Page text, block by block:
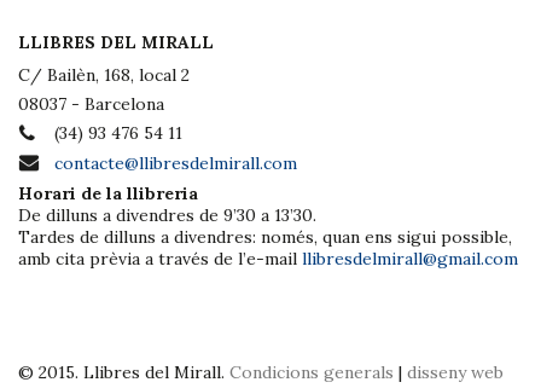
LLIBRES DEL MIRALL
C/ Bailèn, 168, local 2
08037 - Barcelona
(34) 93 476 54 11
contacte@llibresdelmirall.com
Horari de la llibreria
De dilluns a divendres de 9’30 a 13’30.
Tardes de dilluns a divendres: només, quan ens sigui possible,
amb cita prèvia a través de l’e-mail llibresdelmirall@gmail.com
© 2015. Llibres del Mirall. Condicions generals | disseny web